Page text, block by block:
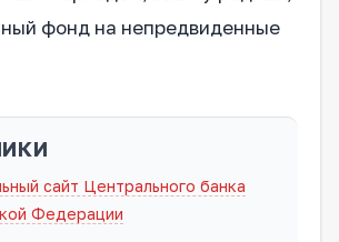
фонд на непредвиденные
сайт Центрального банка
Федерации